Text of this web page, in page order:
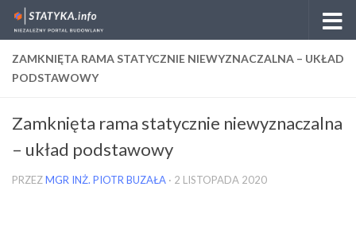
Skip to content
ZAMKNIĘTA RAMA STATYCZNIE NIEWYZNACZALNA – UKŁAD
PODSTAWOWY
Zamknięta rama statycznie niewyznaczalna
– układ podstawowy
PRZEZMGR INŻ. PIOTR BUZAŁA · 2 LISTOPADA 2020